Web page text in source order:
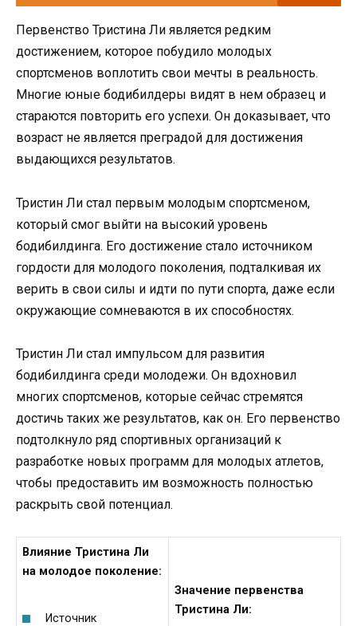
Первенство Тристина Ли является редким
достижением, которое побудило молодых
спортсменов воплотить свои мечты в реальность.
Многие юные бодибилдеры видят в нем образец и
стараются повторить его успехи. Он доказывает, что
возраст не является преградой для достижения
выдающихся результатов.
Тристин Ли стал первым молодым спортсменом,
который смог выйти на высокий уровень
бодибилдинга. Его достижение стало источником
гордости для молодого поколения, подталкивая их
верить в свои силы и идти по пути спорта, даже если
окружающие сомневаются в их способностях.
Тристин Ли стал импульсом для развития
бодибилдинга среди молодежи. Он вдохновил
многих спортсменов, которые сейчас стремятся
достичь таких же результатов, как он. Его первенство
подтолкнуло ряд спортивных организаций к
разработке новых программ для молодых атлетов,
чтобы предоставить им возможность полностью
раскрыть свой потенциал.
Влияние Тристина Ли
на молодое поколение:
Источник
Значение первенства
Тристина Ли: